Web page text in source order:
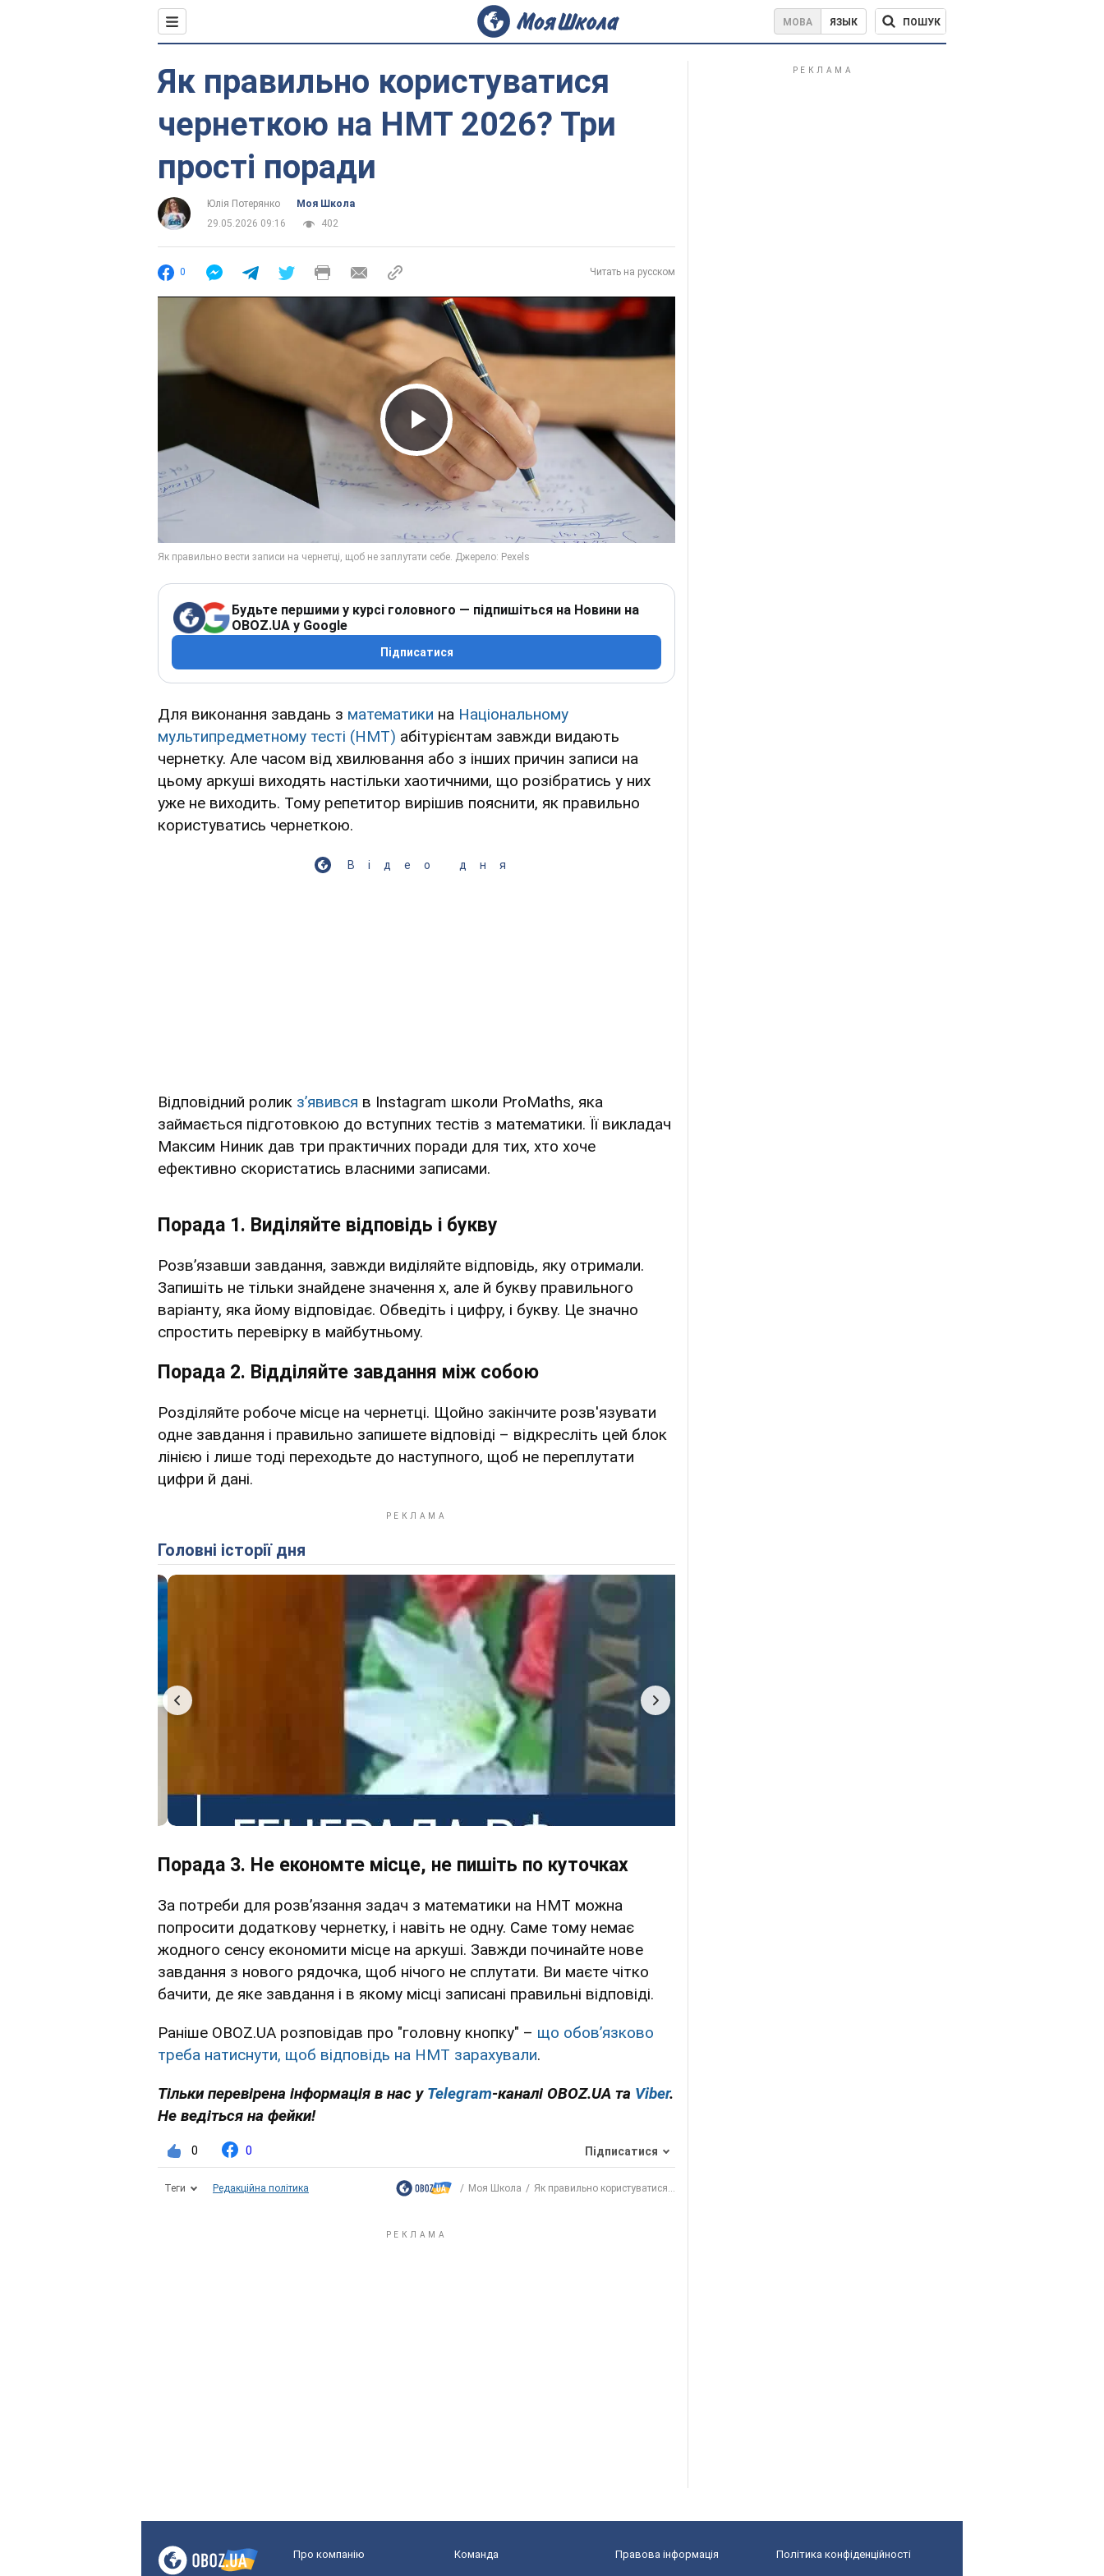
МОВА ЯЗЫК ПОШУК
Як правильно користуватися
чернеткою на НМТ 2026? Три
прості поради
Юлія Потерянко
Моя Школа
29.05.2026 09:16
402
0 Читать на русском
Play Video
Будьте першими у курсі головного — підпишіться на Новини на
OBOZ.UA у Google
Підписатися
Для виконання завдань з математики на Національному
мультипредметному тесті (НМТ) абітурієнтам завжди видають
чернетку. Але часом від хвилювання або з інших причин записи на
цьому аркуші виходять настільки хаотичними, що розібратись у них
уже не виходить. Тому репетитор вирішив пояснити, як правильно
користуватись чернеткою.
Відео дня
Відповідний ролик з’явився в Instagram школи ProMaths, яка
займається підготовкою до вступних тестів з математики. Її викладач
Максим Ниник дав три практичних поради для тих, хто хоче
ефективно скористатись власними записами.
Порада 1. Виділяйте відповідь і букву
Розв’язавши завдання, завжди виділяйте відповідь, яку отримали.
Запишіть не тільки знайдене значення х, але й букву правильного
варіанту, яка йому відповідає. Обведіть і цифру, і букву. Це значно
спростить перевірку в майбутньому.
Порада 2. Відділяйте завдання між собою
Розділяйте робоче місце на чернетці. Щойно закінчите розв'язувати
одне завдання і правильно запишете відповіді – відкресліть цей блок
лінією і лише тоді переходьте до наступного, щоб не переплутати
цифри й дані.
Головні історії дня
Порада 3. Не економте місце, не пишіть по куточках
За потреби для розв’язання задач з математики на НМТ можна
попросити додаткову чернетку, і навіть не одну. Саме тому немає
жодного сенсу економити місце на аркуші. Завжди починайте нове
завдання з нового рядочка, щоб нічого не сплутати. Ви маєте чітко
бачити, де яке завдання і в якому місці записані правильні відповіді.
Раніше OBOZ.UA розповідав про "головну кнопку" – що обов’язково
треба натиснути, щоб відповідь на НМТ зарахували.
Тільки перевірена інформація в нас у Telegram-каналі OBOZ.UA та Viber.
Не ведіться на фейки!
0 0 Підписатися
Теги Редакційна політика Моя Школа Як правильно користуватися...
Про компанію Команда Правова інформація Політика конфіденційності